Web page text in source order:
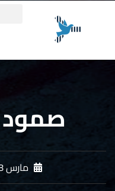
مارس 8, 2024